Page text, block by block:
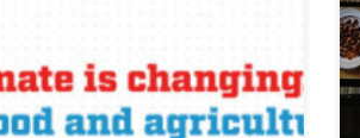
Svetskog dana hrane: Klima se
i poljoprivreda se takodje moraju